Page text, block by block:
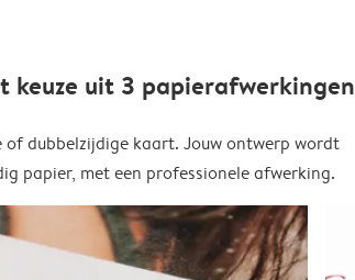
keuze uit 3 papierafwerkingen
of dubbelzijdige kaart. Jouw ontwerp wordt
papier, met een professionele afwerking.